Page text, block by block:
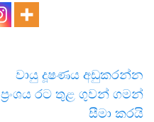
වායු දූෂණය අඩුකරන්න
ප්‍රංශය රට තුළ ගුවන් ගමන්
සීමා කරයි